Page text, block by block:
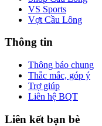
VS Sports
Vợt Cầu Lông
Thông tin
Thông báo chung
Thắc mắc, góp ý
Trợ giúp
Liên hệ BQT
Liên kết bạn bè